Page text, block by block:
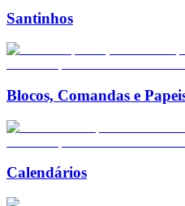
Santinhos
Blocos, Comandas e
Calendários